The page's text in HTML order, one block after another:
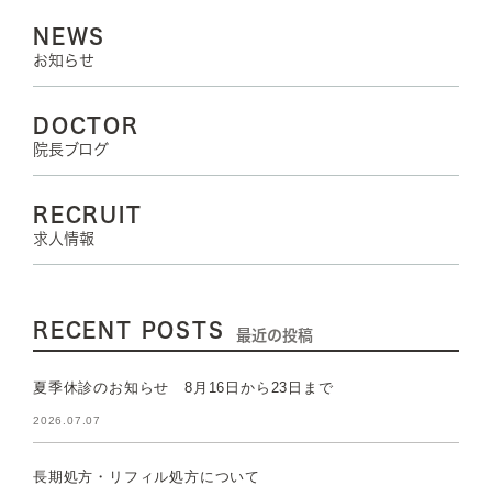
NEWS
お知らせ
DOCTOR
院長ブログ
RECRUIT
求人情報
RECENT POSTS 最近の投稿
夏季休診のお知らせ 8月16日から23日まで
2026.07.07
長期処方・リフィル処方について